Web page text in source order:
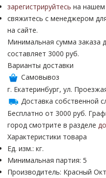
зарегистрируйтесь на
свяжитесь с менеджером
на сайте.
Минимальная сумма заказа
составляет 3000 руб.
Варианты доставки
Самовывоз
г. Екатеринбург, ул.
Доставка собственной
Бесплатно от 3000 руб.
город смотрите в разделе
Характеристики товара
Ед. изм.: кг.
Минимальная партия: 5
Производитель: Красный